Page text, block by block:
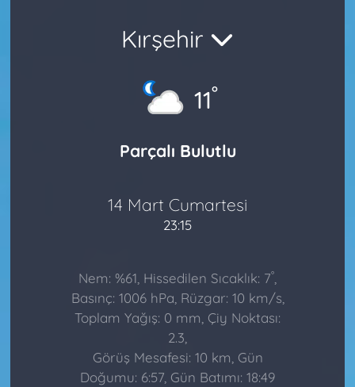
Kırşehir
11°
Parçalı Bulutlu
14 Mart Cumartesi
23:15
Nem: %61, Hissedilen Sıcaklık: 7°
Basınç: 1006 hPa, Rüzgar: 10 km/s,
Toplam Yağış: 0 mm, Çiy Noktası:
2.3,
Görüş Mesafesi: 10 km, Gün
Doğumu: 6:57, Gün Batımı: 18:49